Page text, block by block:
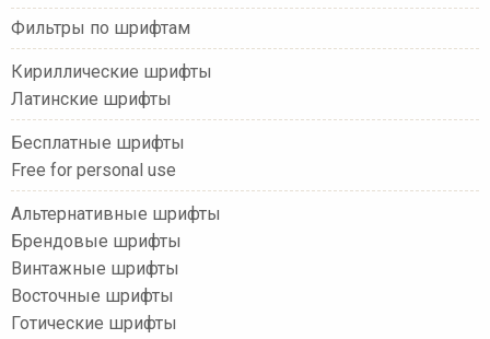
Фильтры по шрифтам
Кириллические шрифты
Латинские шрифты
Бесплатные шрифты
Free for personal use
Альтернативные шрифты
Брендовые шрифты
Винтажные шрифты
Восточные шрифты
Готические шрифты